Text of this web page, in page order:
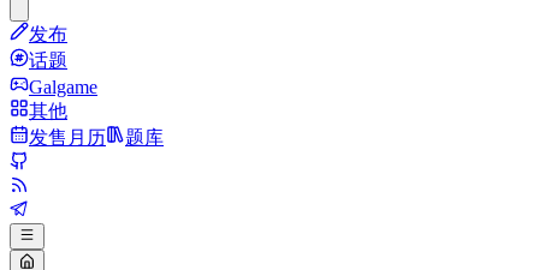
发布
话题
Galgame
其他
发售月历
题库